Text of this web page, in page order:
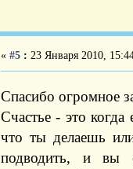
« #5 : 23 Января 2010,
Спасибо огромное
Счастье - это
что ты делаешь
подводить, и вы